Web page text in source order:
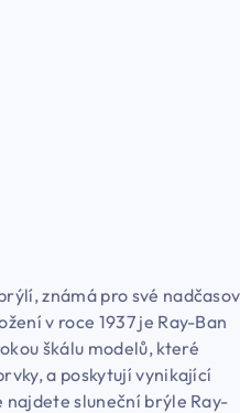
známá pro své
v roce 1937 je Ray-Ban
škálu modelů, které
a poskytují vynikající
sluneční brýle Ray-